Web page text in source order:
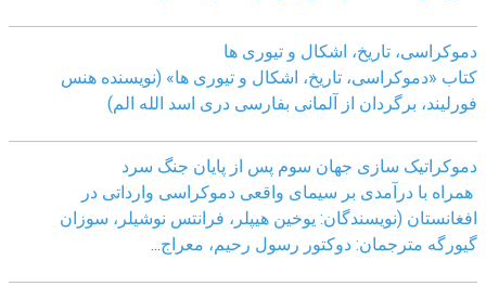
دموکراسی، تاريخ، اشکال و تيوری ها
کتاب «دموکراسی، تاريخ، اشکال و تيوری ها» (نويسنده هنس
فورليند، برگردان از آلمانی بفارسی دری اسد الله الم)
دموکراتیک سازی جهان سوم پس از پایان جنگ سرد
همراه با درآمدی بر سیمای واقعی دموکراسی وارداتی در
افغانستان (نویسندگان: یوخین هیپلر، فرانتس نوشیلر، سوزان
گیورگه مترجمان: دوکتور رسول رحیم، معراج